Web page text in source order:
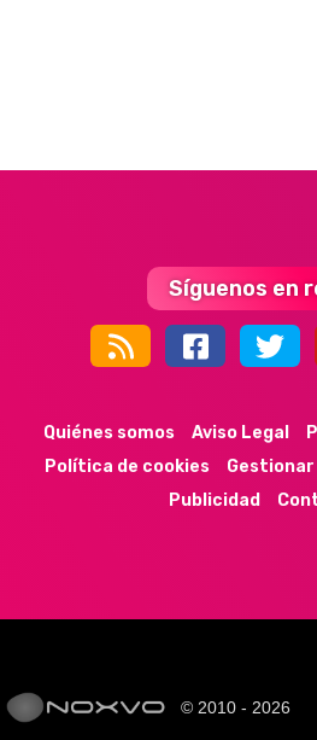
Síguenos en
Quiénes somos Aviso Legal
Política de cookies
Publicidad
© 2010 - 2026